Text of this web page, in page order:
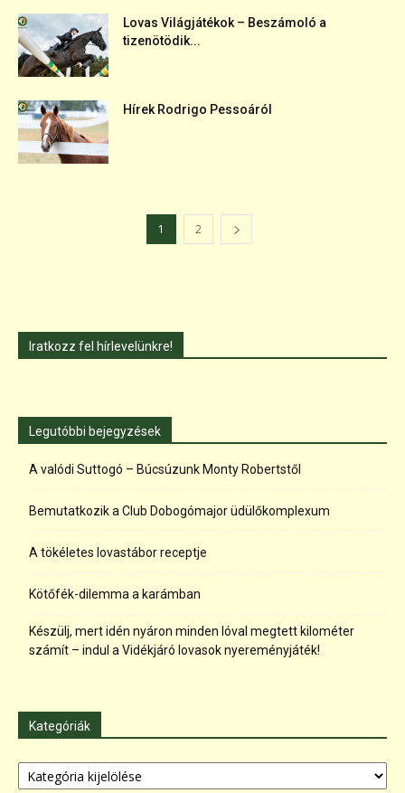
Lovas Világjátékok – Beszámoló a
tizenötödik...
Hírek Rodrigo Pessoáról
1 2
Iratkozz fel hírlevelünkre!
Legutóbbi bejegyzések
A valódi Suttogó – Búcsúzunk Monty Robertstől
Bemutatkozik a Club Dobogómajor üdülőkomplexum
A tökéletes lovastábor receptje
Kötőfék-dilemma a karámban
Készülj, mert idén nyáron minden lóval megtett kilométer
számít – indul a Vidékjáró lovasok nyereményjáték!
Kategóriák
Kategóriák